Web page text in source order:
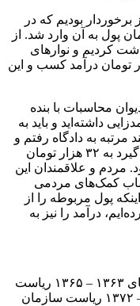
بودیم که در
از ۱۰۰ میلیون تومان پول به آن وارد شد. از
و ۵۰۰ تومان برداشت کردیم و نوارهای
خریدیم و در نهایت حدوده ۳۲ هزار تومان درآمد کسب و این
محاسبات با بنده
تومان درآمدزایی داشته‌اید و باید به
به دادگاه رفتم و
به آن‌ها گفتم: اگر قرار بود تخلفی صورت گیرد به ۳۲ هزار تومان
مردم و علاقمندان این
حساب کمک‌های مردمی
پول مربوطه را از
درآمد را نیز به
دکتر حسن غفوری‌فرد طی سال‌های ۱۳۶۳ – ۱۳۶۵ ریاست
کمیته‌ ملی المپیک و طی سال‌های ۱۳۶۸ – ۱۳۷۲ ریاست سازمان